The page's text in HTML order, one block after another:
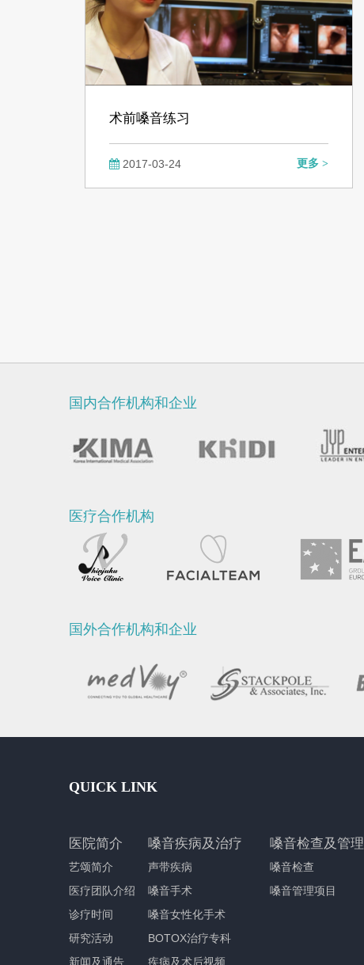
术前嗓音练习
2017-03-24 更多 >
国内合作机构和企业
医疗合作机构
国外合作机构和企业
QUICK LINK
医院简介
艺颂简介
医疗团队介绍
诊疗时间
研究活动
新闻及通告
嗓音疾病及治疗
声带疾病
嗓音手术
嗓音女性化手术
BOTOX治疗专科
疾病及术后视频
嗓音检查及管理
嗓音检查
嗓音管理项目